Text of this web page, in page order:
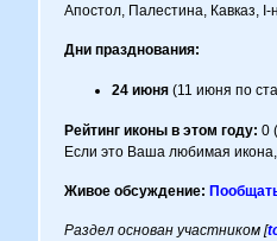
Апостол, Палестина, Кавказ,
Дни празднования:
24 июня (11 июня по
Рейтинг иконы в этом году: 0
Если это Ваша любимая
Живое обсуждение:
Раздел основан участником [